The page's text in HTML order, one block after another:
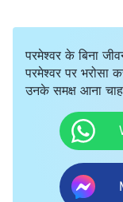
परमेश्वर के बिना
परमेश्वर पर भरोसा
उनके समक्ष आना